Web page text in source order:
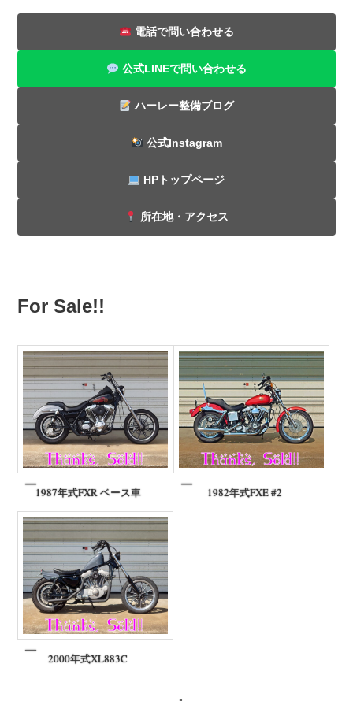
電話で問い合わせる
公式LINEで問い合わせる
ハーレー整備ブログ
公式Instagram
HPトップページ
所在地・アクセス
For Sale!!
1987年式FXR ベース車 1982年式FXE #2
2000年式XL883C